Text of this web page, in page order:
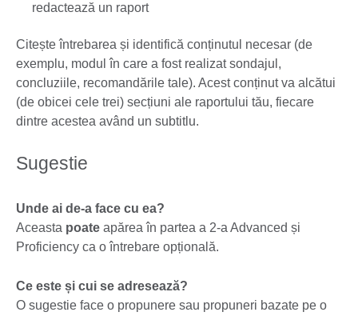
redactează un raport
Citește întrebarea și identifică conținutul necesar (de
exemplu, modul în care a fost realizat sondajul,
concluziile, recomandările tale). Acest conținut va alcătui
(de obicei cele trei) secțiuni ale raportului tău, fiecare
dintre acestea având un subtitlu.
Sugestie
Unde ai de-a face cu ea?
Aceasta poate apărea în partea a 2-a Advanced și
Proficiency ca o întrebare opțională.
Ce este și cui se adresează?
O sugestie face o propunere sau propuneri bazate pe o